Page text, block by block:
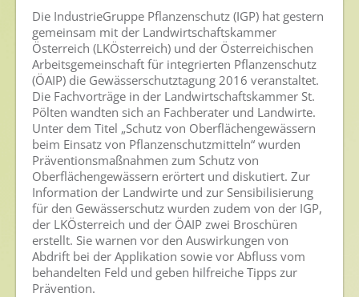
Nutzen von Pflanzenschutzmitteln
Sichere Lebensmittel
Zulassung
Gesunde Menschen
Versorgungs- & Ernährungssicherheit
Gepflegtes Eigenheim
Anwenderschutz
Entsorgung von Pflanzenschutzmittel-Leergebinden
Die IGP
Zum Verband
Die IndustrieGruppe Pflanzenschutz (IGP) hat gestern
gemeinsam mit der Landwirtschaftskammer
Österreich (LKÖsterreich) und der Österreichischen
Arbeitsgemeinschaft für integrierten Pflanzenschutz
(ÖAIP) die Gewässerschutztagung 2016 veranstaltet.
Die Fachvorträge in der Landwirtschaftskammer St.
Pölten wandten sich an Fachberater und Landwirte.
Unter dem Titel „Schutz von Oberflächengewässern
beim Einsatz von Pflanzenschutzmitteln“ wurden
Präventionsmaßnahmen zum Schutz von
Oberflächengewässern erörtert und diskutiert. Zur
Information der Landwirte und zur Sensibilisierung
für den Gewässerschutz wurden zudem von der IGP,
der LKÖsterreich und der ÖAIP zwei Broschüren
erstellt. Sie warnen vor den Auswirkungen von
Abdrift bei der Applikation sowie vor Abfluss vom
behandelten Feld und geben hilfreiche Tipps zur
Prävention.